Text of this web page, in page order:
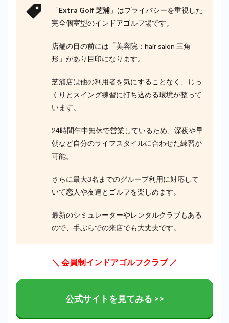
「Extra Golf 芝浦 」はプライバシーを重視した
完全個室型のインドアゴルフ場です。
店舗の目の前には「美容院：hair salon 三角
形」があり目印になります。
芝浦店は他の利用者を気にすることなく、じっ
くりとスイング練習に打ち込める環境が整って
います。
24時間年中無休で営業しているため、深夜や早
朝など自分のライフスタイルに合わせた練習が
可能。
さらに最大3名までのグループ利用に対応して
いて恋人や友達とゴルフを楽しめます。
最新のシミュレーターやレンタルクラブもある
ので、手ぶらでの来店でも大丈夫です。
＼ 会員制インドアゴルフクラブ ／
公式サイトを見てみる >>